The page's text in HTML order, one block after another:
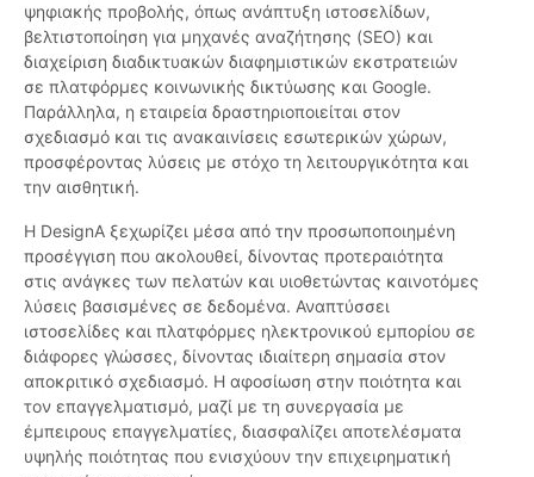
ψηφιακής προβολής, όπως ανάπτυξη ιστοσελίδων,
βελτιστοποίηση για μηχανές αναζήτησης (SEO) και
διαχείριση διαδικτυακών διαφημιστικών εκστρατειών
σε πλατφόρμες κοινωνικής δικτύωσης και Google.
Παράλληλα, η εταιρεία δραστηριοποιείται στον
σχεδιασμό και τις ανακαινίσεις εσωτερικών χώρων,
προσφέροντας λύσεις με στόχο τη λειτουργικότητα και
την αισθητική.
Η DesignA ξεχωρίζει μέσα από την προσωποποιημένη
προσέγγιση που ακολουθεί, δίνοντας προτεραιότητα
στις ανάγκες των πελατών και υιοθετώντας καινοτόμες
λύσεις βασισμένες σε δεδομένα. Αναπτύσσει
ιστοσελίδες και πλατφόρμες ηλεκτρονικού εμπορίου σε
διάφορες γλώσσες, δίνοντας ιδιαίτερη σημασία στον
αποκριτικό σχεδιασμό. Η αφοσίωση στην ποιότητα και
τον επαγγελματισμό, μαζί με τη συνεργασία με
έμπειρους επαγγελματίες, διασφαλίζει αποτελέσματα
υψηλής ποιότητας που ενισχύουν την επιχειρηματική